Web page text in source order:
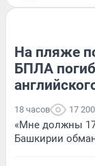
На пляже
БПЛА
18 часов 17 200
«Мне должны
Башкирии